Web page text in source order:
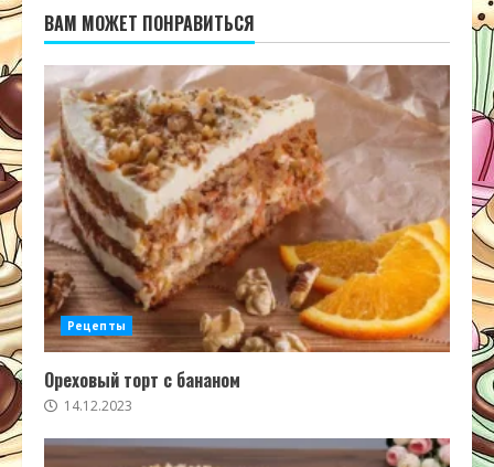
ВАМ МОЖЕТ ПОНРАВИТЬСЯ
Рецепты
Ореховый торт с бананом
14.12.2023